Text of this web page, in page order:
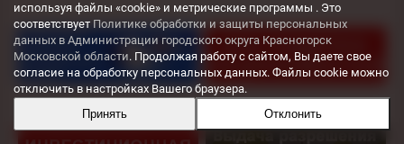
используя файлы «cookie» и метрические программы . Это
соответствует Политике обработки и защиты персональных
данных в Администрации городского округа Красногорск
Московской области. Продолжая работу с сайтом, Вы даете свое
согласие на обработку персональных данных. Файлы cookie можно
отключить в настройках Вашего браузера.
Принять
Отклонить